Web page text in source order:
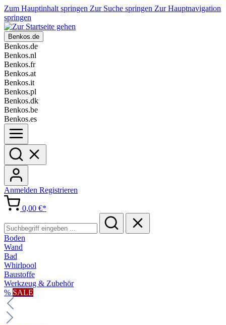
Zum Hauptinhalt springen Zur Suche springen Zur Hauptnavigation
springen
Benkos.de
Benkos.de
Benkos.nl
Benkos.fr
Benkos.at
Benkos.it
Benkos.pl
Benkos.dk
Benkos.be
Benkos.es
Anmelden Registrieren
0,00 €*
Boden
Wand
Bad
Whirlpool
Baustoffe
Werkzeug & Zubehör
% SALE